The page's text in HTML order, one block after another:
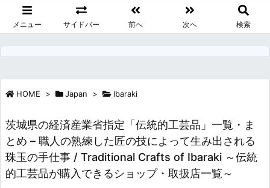
メニュー サイドバー 前へ 次へ 検索
HOME > Japan > Ibaraki
茨城県の経済産業省指定「伝統的工芸品」一覧・ま
とめ – 職人の熟練した匠の技によって生み出される
珠玉の手仕事 / Traditional Crafts of Ibaraki ～伝統
的工芸品が購入できるショップ・取扱店一覧～